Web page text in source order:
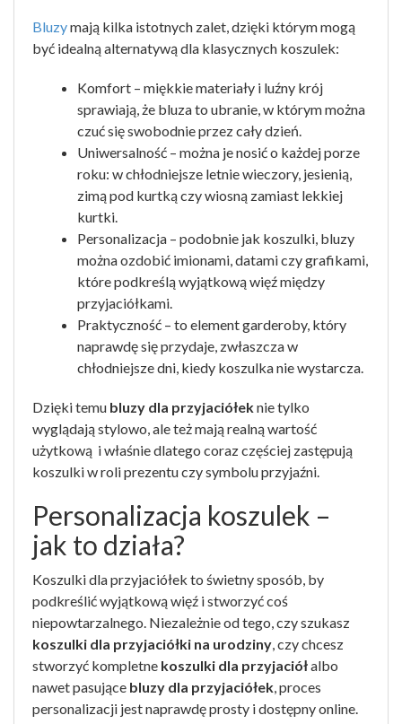
Bluzymają kilka istotnych zalet, dzięki którym mogą
być idealną alternatywą dla klasycznych koszulek:
Komfort – miękkie materiały i luźny krój
sprawiają, że bluza to ubranie, w którym można
czuć się swobodnie przez cały dzień.
Uniwersalność – można je nosić o każdej porze
roku: w chłodniejsze letnie wieczory, jesienią,
zimą pod kurtką czy wiosną zamiast lekkiej
kurtki.
Personalizacja – podobnie jak koszulki, bluzy
można ozdobić imionami, datami czy grafikami,
które podkreślą wyjątkową więź między
przyjaciółkami.
Praktyczność – to element garderoby, który
naprawdę się przydaje, zwłaszcza w
chłodniejsze dni, kiedy koszulka nie wystarcza.
Dzięki temu bluzy dla przyjaciółeknie tylko
wyglądają stylowo, ale też mają realną wartość
użytkową i właśnie dlatego coraz częściej zastępują
koszulki w roli prezentu czy symbolu przyjaźni.
Personalizacja koszulek –
jak to działa?
Koszulki dla przyjaciółek to świetny sposób, by
podkreślić wyjątkową więź i stworzyć coś
niepowtarzalnego. Niezależnie od tego, czy szukasz
koszulki dla przyjaciółki na urodziny, czy chcesz
stworzyć kompletne koszulki dla przyjaciółalbo
nawet pasujące bluzy dla przyjaciółek, proces
personalizacji jest naprawdę prosty i dostępny online.